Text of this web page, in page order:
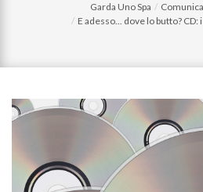
Garda Uno Spa
E adesso... dove lo butto? CD: